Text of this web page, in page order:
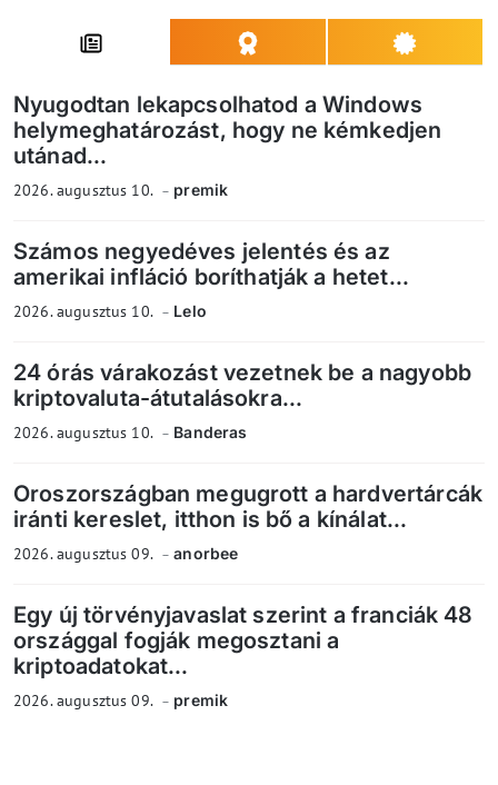
Nyugodtan lekapcsolhatod a Windows
helymeghatározást, hogy ne kémkedjen
utánad...
2026. augusztus 10. premik
Számos negyedéves jelentés és az
amerikai infláció boríthatják a hetet...
2026. augusztus 10. Lelo
24 órás várakozást vezetnek be a nagyobb
kriptovaluta-átutalásokra...
2026. augusztus 10. Banderas
Oroszországban megugrott a hardvertárcák
iránti kereslet, itthon is bő a kínálat...
2026. augusztus 09. anorbee
Egy új törvényjavaslat szerint a franciák 48
országgal fogják megosztani a
kriptoadatokat...
2026. augusztus 09. premik